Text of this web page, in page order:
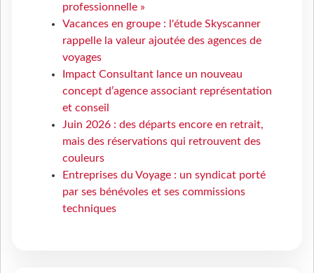
professionnelle »
Vacances en groupe : l'étude Skyscanner
rappelle la valeur ajoutée des agences de
voyages
Impact Consultant lance un nouveau
concept d’agence associant représentation
et conseil
Juin 2026 : des départs encore en retrait,
mais des réservations qui retrouvent des
couleurs
Entreprises du Voyage : un syndicat porté
par ses bénévoles et ses commissions
techniques